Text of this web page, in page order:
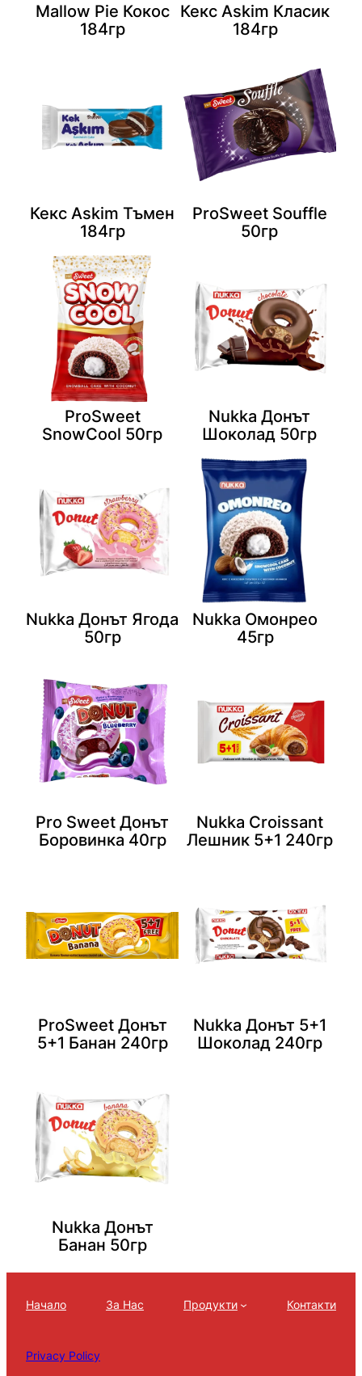
Mallow Pie Кокос
184гр
Кекс Askim Класик
184гр
Кекс Askim Тъмен
184гр
ProSweet Souffle
50гр
ProSweet
SnowCool 50гр
Nukka Донът
Шоколад 50гр
Nukka Донът Ягода
50гр
Nukka Омонрео
45гр
Pro Sweet Донът
Боровинка 40гр
Nukka Croissant
Лешник 5+1 240гр
ProSweet Донът
5+1 Банан 240гр
Nukka Донът 5+1
Шоколад 240гр
Nukka Донът
Банан 50гр
Начало За Нас Продукти Контакти
Privacy Policy